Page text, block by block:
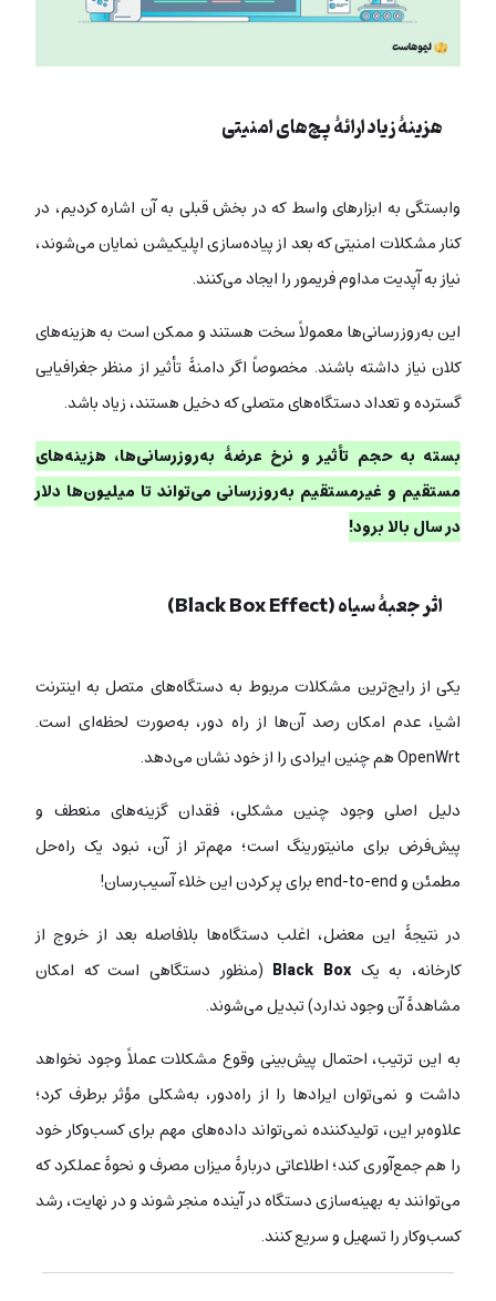
هزینۀ زیاد ارائۀ پچ‌های امنیتی
وابستگی به ابزارهای واسط که در بخش قبلی به آن اشاره کردیم، در
کنار مشکلات امنیتی که بعد از پیاده‌سازی اپلیکیشن نمایان می‌شوند،
نیاز به آپدیت مداوم فریمور را ایجاد می‌کنند.
این به‌روزرسانی‌ها معمولاً سخت هستند و ممکن است به هزینه‌های
کلان نیاز داشته باشند. مخصوصاً اگر دامنۀ تأثیر از منظر جغرافیایی
گسترده و تعداد دستگاه‌های متصلی که دخیل هستند، زیاد باشد.
بسته به حجم تأثیر و نرخ عرضۀ به‌روزرسانی‌ها، هزینه‌های
مستقیم و غیرمستقیم به‌روزرسانی می‌تواند تا میلیون‌ها دلار
در سال بالا برود!
اثر جعبۀ سیاه (Black Box Effect)
یکی از رایج‌ترین مشکلات مربوط به دستگاه‌های متصل به اینترنت
اشیا، عدم امکان رصد آن‌ها از راه دور، به‌صورت لحظه‌ای است.
OpenWrt هم چنین ایرادی را از خود نشان می‌دهد.
دلیل اصلی وجود چنین مشکلی، فقدان گزینه‌های منعطف و
پیش‌فرض برای مانیتورینگ است؛ مهم‌تر از آن، نبود یک راه‌حل
مطمئن و end-to-end برای پر کردن این خلاء آسیب‌رسان!
در نتیجۀ این معضل، اغلب دستگاه‌ها بلافاصله بعد از خروج از
کارخانه، به یک Black Box (منظور دستگاهی است که امکان
مشاهدۀ آن وجود ندارد) تبدیل می‌شوند.
به این ترتیب، احتمال پیش‌بینی وقوع مشکلات عملاً وجود نخواهد
داشت و نمی‌توان ایرادها را از راه‌دور، به‌شکلی مؤثر برطرف کرد؛
علاوه‌بر این، تولید‌کننده نمی‌تواند داده‌های مهم برای کسب‌وکار خود
را هم جمع‌آوری کند؛ اطلاعاتی دربارۀ میزان مصرف و نحوۀ عملکرد که
می‌توانند به بهینه‌سازی دستگاه در آینده منجر شوند و در نهایت، رشد
کسب‌وکار را تسهیل و سریع کنند.